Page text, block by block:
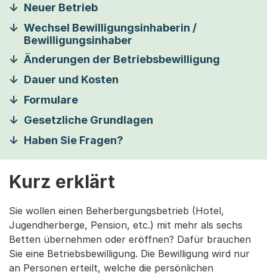
Neuer Betrieb
Wechsel Bewilligungsinhaberin /
Bewilligungsinhaber
Änderungen der Betriebsbewilligung
Dauer und Kosten
Formulare
Gesetzliche Grundlagen
Haben Sie Fragen?
Kurz erklärt
Sie wollen einen Beherbergungsbetrieb (Hotel,
Jugendherberge, Pension, etc.) mit mehr als sechs
Betten übernehmen oder eröffnen? Dafür brauchen
Sie eine Betriebsbewilligung. Die Bewilligung wird nur
an Personen erteilt, welche die persönlichen